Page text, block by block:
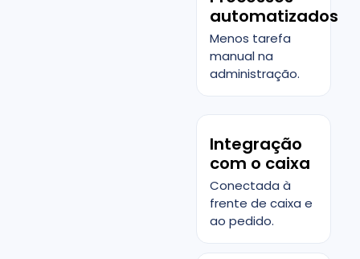
automatizados
Menos tarefa
manual na
administração.
Integração
com o caixa
Conectada à
frente de caixa e
ao pedido.